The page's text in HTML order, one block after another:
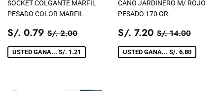
SOCKET COLGANTE MARFIL
PESADO COLOR MARFIL
PRECIO
DE
VENTA
S/. 0.79 S/.
0.79
PRECIO TIENDA
S/. 2.00
USTED GANA... S/. 1.21
CAÑO JARDINERO M/ ROJO
PESADO 170 GR.
PRECIO
DE
VENTA
S/. 7.20 S/.
7.20
PRECIO
S/. 14.00
USTED GANA... S/. 6.80